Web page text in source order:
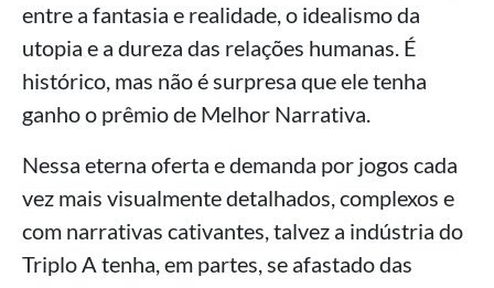
entre a fantasia e realidade, o idealismo da
utopia e a dureza das relações humanas. É
histórico, mas não é surpresa que ele tenha
ganho o prêmio de Melhor Narrativa.
Nessa eterna oferta e demanda por jogos cada
vez mais visualmente detalhados, complexos e
com narrativas cativantes, talvez a indústria do
Triplo A tenha, em partes, se afastado das